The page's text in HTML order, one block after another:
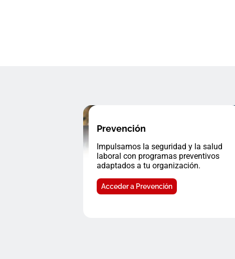
Prevención
Impulsamos la seguridad y la salud
laboral con programas preventivos
adaptados a tu organización.
Acceder a Prevención